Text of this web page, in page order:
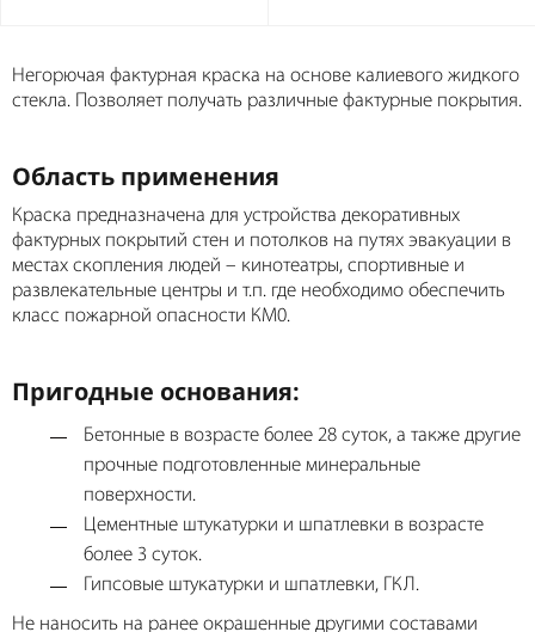
Негорючая фактурная краска на основе калиевого жидкого
стекла. Позволяет получать различные фактурные покрытия.
Область применения
Краска предназначена для устройства декоративных
фактурных покрытий стен и потолков на путях эвакуации в
местах скопления людей – кинотеатры, спортивные и
развлекательные центры и т.п. где необходимо обеспечить
класс пожарной опасности КМ0.
Пригодные основания:
Бетонные в возрасте более 28 суток, а также другие
прочные подготовленные минеральные
поверхности.
Цементные штукатурки и шпатлевки в возрасте
более 3 суток.
Гипсовые штукатурки и шпатлевки, ГКЛ.
Не наносить на ранее окрашенные другими составами